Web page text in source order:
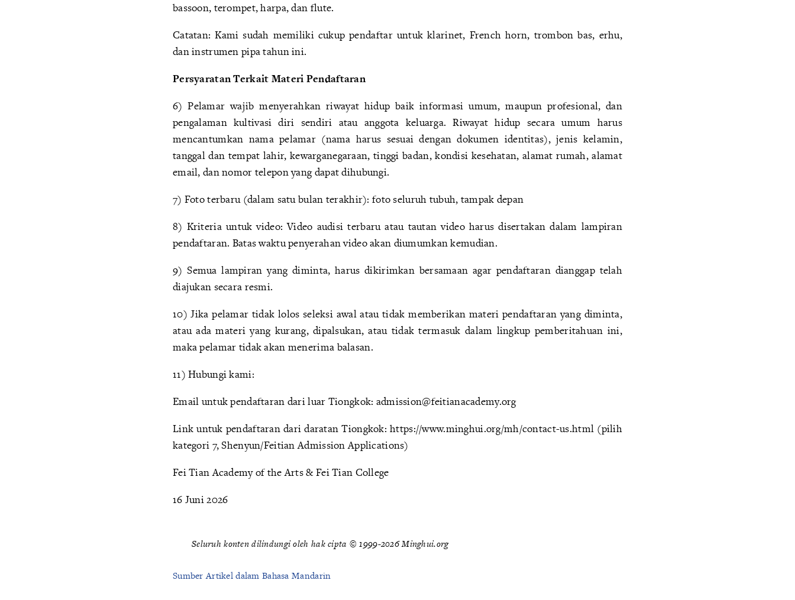
bassoon, terompet, harpa, dan flute.
Catatan: Kami sudah memiliki cukup pendaftar untuk klarinet, French horn, trombon bas, erhu,
dan instrumen pipa tahun ini.
Persyaratan Terkait Materi Pendaftaran
6) Pelamar wajib menyerahkan riwayat hidup baik informasi umum, maupun profesional, dan
pengalaman kultivasi diri sendiri atau anggota keluarga. Riwayat hidup secara umum harus
mencantumkan nama pelamar (nama harus sesuai dengan dokumen identitas), jenis kelamin,
tanggal dan tempat lahir, kewarganegaraan, tinggi badan, kondisi kesehatan, alamat rumah, alamat
email, dan nomor telepon yang dapat dihubungi.
7) Foto terbaru (dalam satu bulan terakhir): foto seluruh tubuh, tampak depan
8) Kriteria untuk video: Video audisi terbaru atau tautan video harus disertakan dalam lampiran
pendaftaran. Batas waktu penyerahan video akan diumumkan kemudian.
9) Semua lampiran yang diminta, harus dikirimkan bersamaan agar pendaftaran dianggap telah
diajukan secara resmi.
10) Jika pelamar tidak lolos seleksi awal atau tidak memberikan materi pendaftaran yang diminta,
atau ada materi yang kurang, dipalsukan, atau tidak termasuk dalam lingkup pemberitahuan ini,
maka pelamar tidak akan menerima balasan.
11) Hubungi kami:
Email untuk pendaftaran dari luar Tiongkok: admission@feitianacademy.org
Link untuk pendaftaran dari daratan Tiongkok: https://www.minghui.org/mh/contact-us.html (pilih
kategori 7, Shenyun/Feitian Admission Applications)
Fei Tian Academy of the Arts & Fei Tian College
16 Juni 2026
Seluruh konten dilindungi oleh hak cipta © 1999-2026 Minghui.org
Sumber Artikel dalam Bahasa Mandarin